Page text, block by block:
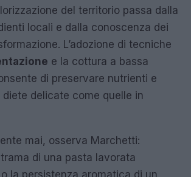
del territorio passa dalla
locali e dalla conoscenza dei
L’adozione di tecniche
e la cottura a bassa
di preservare nutrienti e
delicate come quelle in
mai, osserva Marchetti:
di una pasta lavorata
la persistenza aromatica di un